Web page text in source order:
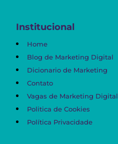
Institucional
Home
Blog de Marketing Digital
Dicionario de Marketing
Contato
Vagas de Marketing Digital
Politica de Cookies
Política Privacidade